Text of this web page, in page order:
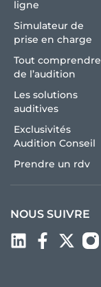
ligne
Simulateur de
prise en charge
Tout comprendre
de l’audition
Les solutions
auditives
Exclusivités
Audition Conseil
Prendre un rdv
NOUS SUIVRE